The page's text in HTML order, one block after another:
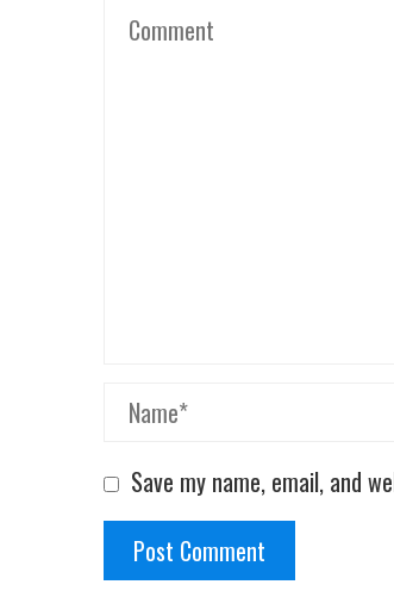
Save my name, email, and